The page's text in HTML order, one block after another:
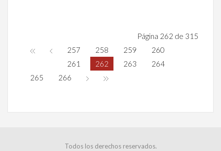
Página 262 de 315
257
258 259
260
261
262 263
264
265
266
Todos los derechos reservados.